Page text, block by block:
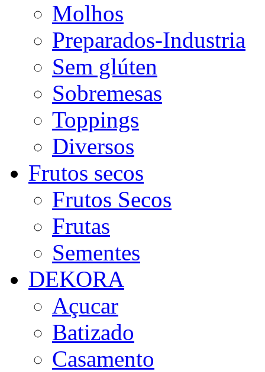
Molhos
Preparados-Industria
Sem glúten
Sobremesas
Toppings
Diversos
Frutos secos
Frutos Secos
Frutas
Sementes
DEKORA
Açucar
Batizado
Casamento